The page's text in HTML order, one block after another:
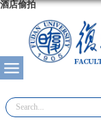
酒店偷拍